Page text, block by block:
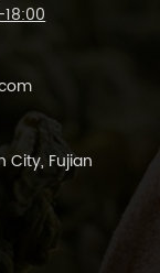
City, Fujian